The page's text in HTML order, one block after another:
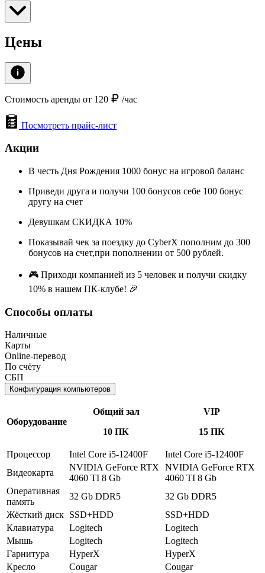
Цены
Стоимость аренды от 120 /час
Посмотреть прайс-лист
Акции
В честь Дня Рождения 1000 бонус на игровой баланс
Приведи друга и получи 100 бонусов себе 100 бонус
другу на счет
Девушкам СКИДКА 10%
Показывай чек за поездку до CyberX пополним до 300
бонусов на счет,при пополнении от 500 рублей.
🎮 Приходи компанией из 5 человек и получи скидку
10% в нашем ПК-клубе! 🎉
Способы оплаты
Наличные
Карты
Online-перевод
По счёту
СБП
Конфигурация компьютеров
Оборудование
Общий зал
10 ПК
VIP
15 ПК
Процессор Intel Core i5-12400F
Intel Core i5-12400F
Видеокарта
NVIDIA GeForce RTX
4060 TI 8 Gb
NVIDIA GeForce RTX
4060 TI 8 Gb
Оперативная
память
32 Gb DDR5
32 Gb DDR5
Жёсткий диск SSD+HDD
SSD+HDD
Клавиатура
Logitech
Logitech
Мышь
Logitech
Logitech
Гарнитура
HyperX
HyperX
Кресло
Cougar
Cougar